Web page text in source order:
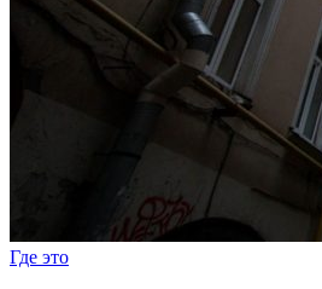
Где это